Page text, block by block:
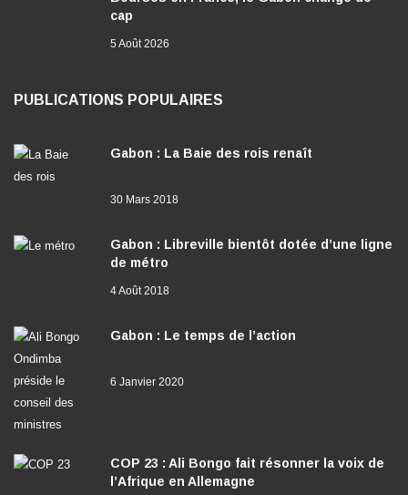
cap
5 Août 2026
PUBLICATIONS POPULAIRES
Gabon : La Baie des rois renaît
30 Mars 2018
Gabon : Libreville bientôt dotée d’une ligne
de métro
4 Août 2018
Gabon : Le temps de l’action
6 Janvier 2020
COP 23 : Ali Bongo fait résonner la voix de
l’Afrique en Allemagne